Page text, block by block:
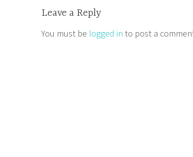
Leave a Reply
You must be logged in to post a